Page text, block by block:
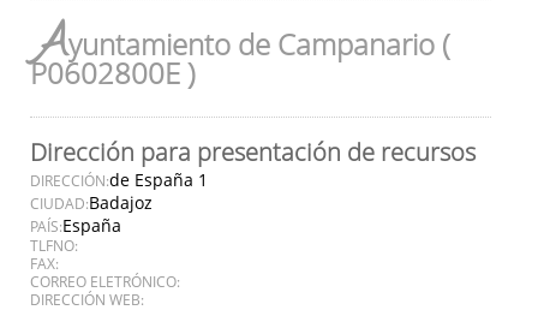
Ayuntamiento de Campanario (
P0602800E )
Dirección para presentación de recursos
DIRECCIÓN:de España 1
CIUDAD:Badajoz
PAÍS:España
TLFNO:
FAX:
CORREO ELETRÓNICO:
DIRECCIÓN WEB: